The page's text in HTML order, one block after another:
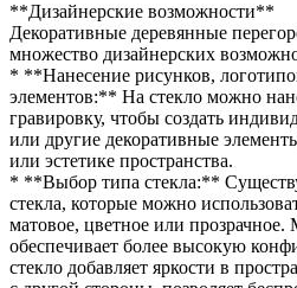
**Дизайнерские возможности**
Декоративные деревянные
множество дизайнерских
* **Нанесение рисунков,
элементов:** На стекло можно
гравировку, чтобы создать
или другие декоративные
или эстетике пространства.
* **Выбор типа стекла:**
стекла, которые можно
матовое, цветное или прозрачное.
обеспечивает более высокую
стекло добавляет яркости в